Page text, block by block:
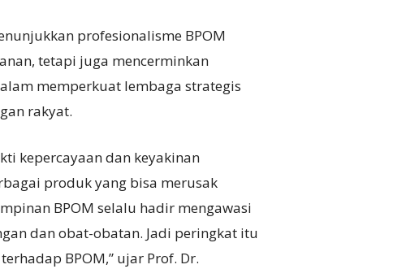
profesionalisme BPOM
tetapi juga mencerminkan
memperkuat lembaga strategis
rakyat.
kepercayaan dan keyakinan
produk yang bisa merusak
BPOM selalu hadir mengawasi
dan obat-obatan. Jadi peringkat itu
BPOM,” ujar Prof. Dr.